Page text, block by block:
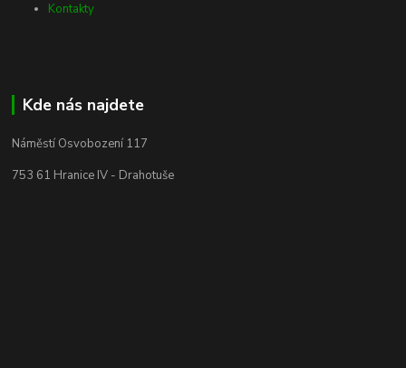
Kontakty
Kde nás najdete
Náměstí Osvobození 117
753 61 Hranice IV - Drahotuše